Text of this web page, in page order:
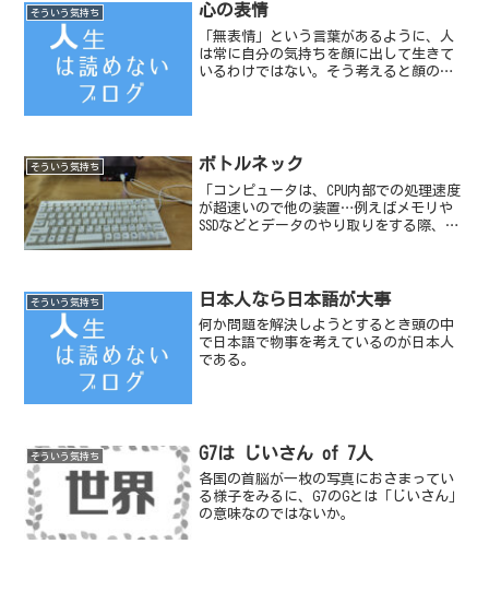
そういう気持ち 心の表情
「無表情」という言葉があるように、人
は常に自分の気持ちを顔に出して生きて
いるわけではない。そう考えると顔の表
そういう気持ち ボトルネック
「コンピュータは、CPU内部での処理速度
が超速いので他の装置…例えばメモリや
SSDなどとデータのやり取りをする際、ボ
そういう気持ち 日本人なら日本語が大事
何か問題を解決しようとするとき頭の中
で日本語で物事を考えているのが日本人
である。
そういう気持ち G7は じいさん of 7人
各国の首脳が一枚の写真におさまってい
る様子をみるに、G7のGとは「じいさん」
の意味なのではないか。